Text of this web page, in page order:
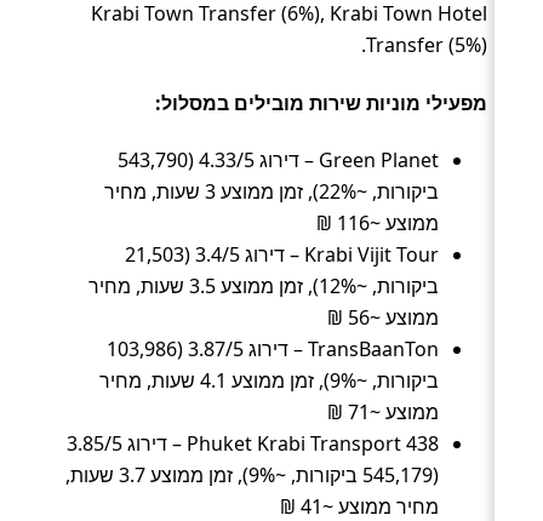
Krabi Town Transfer (6%), Krabi Town Hotel
Transfer (5%).
מפעילי מוניות שירות מובילים במסלול:
Green Planet – דירוג 4.33/5 (543,790
ביקורות, ~22%), זמן ממוצע 3 שעות, מחיר
ממוצע ~116 ₪
Krabi Vijit Tour – דירוג 3.4/5 (21,503
ביקורות, ~12%), זמן ממוצע 3.5 שעות, מחיר
ממוצע ~56 ₪
TransBaanTon – דירוג 3.87/5 (103,986
ביקורות, ~9%), זמן ממוצע 4.1 שעות, מחיר
ממוצע ~71 ₪
438 Phuket Krabi Transport – דירוג 3.85/5
(545,179 ביקורות, ~9%), זמן ממוצע 3.7 שעות,
מחיר ממוצע ~41 ₪